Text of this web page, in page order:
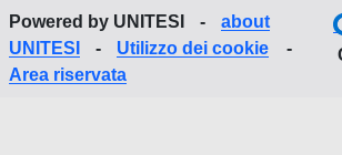
Powered by UNITESI -
about
UNITESI
- Utilizzo dei cookie
-
Area riservata